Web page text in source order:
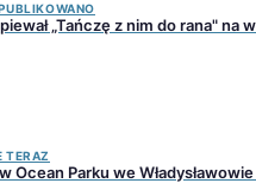
„Tańczę z nim do rana" na
TERAZ
Ocean Parku we